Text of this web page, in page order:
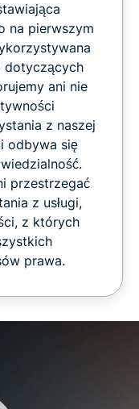
na pierwszym
dotyczących
ani nie
z naszej
odbywa się
przestrzegać
z usługi,
z których
prawa.